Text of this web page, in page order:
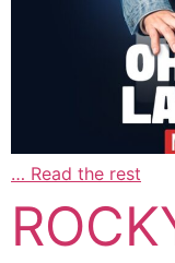
… Read the rest